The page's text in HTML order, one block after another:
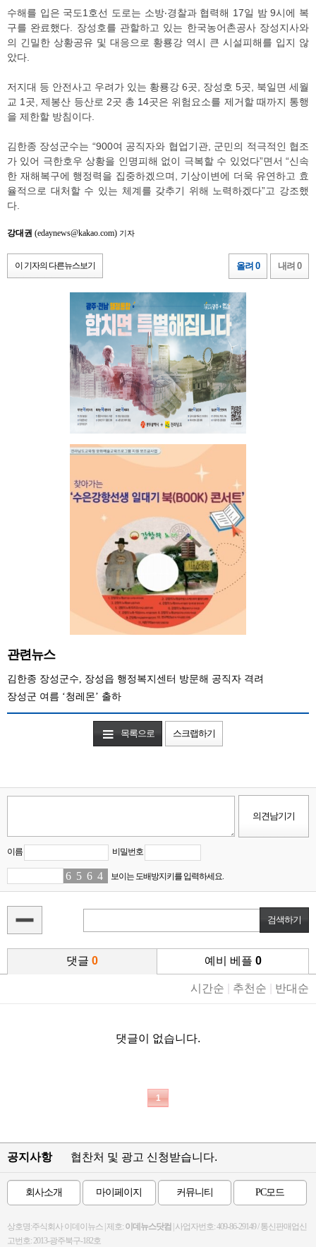
수해를 입은 국도1호선 도로는 소방‧경찰과 협력해 17일 밤 9시에 복
구를 완료했다. 장성호를 관할하고 있는 한국농어촌공사 장성지사와
의 긴밀한 상황공유 및 대응으로 황룡강 역시 큰 시설피해를 입지 않
았다.
저지대 등 안전사고 우려가 있는 황룡강 6곳, 장성호 5곳, 북일면 세월
교 1곳, 제봉산 등산로 2곳 총 14곳은 위험요소를 제거할 때까지 통행
을 제한할 방침이다.
김한종 장성군수는 “900여 공직자와 협업기관, 군민의 적극적인 협조
가 있어 극한호우 상황을 인명피해 없이 극복할 수 있었다”면서 “신속
한 재해복구에 행정력을 집중하겠으며, 기상이변에 더욱 유연하고 효
율적으로 대처할 수 있는 체계를 갖추기 위해 노력하겠다”고 강조했
다.
강대권 (edaynews@kakao.com) 기자
이 기자의 다른뉴스보기 올려 0 내려 0
관련뉴스
김한종 장성군수, 장성읍 행정복지센터 방문해 공직자 격려
장성군 여름 ‘청레몬’ 출하
목록으로 스크랩하기
이름 비밀번호
66 52 60 43 보이는 도배방지키를 입력하세요.
댓글 0 예비 베플 0
시간순 추천순 반대순
댓글이 없습니다.
1
공지사항 협찬처 및 광고 신청받습니다.
회사소개 마이페이지 커뮤니티 PC모드
상호명:주식회사 이데이뉴스 | 제호: 이데뉴스닷컴 | 사업자번호: 409-86-29149 / 통신판매업신
고번호: 2013-광주북구-182호